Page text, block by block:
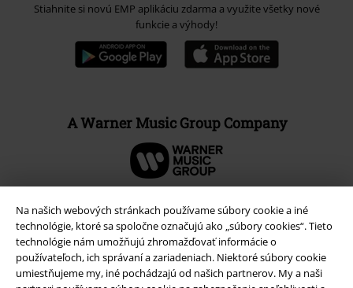
Na našich webových stránkach používame súbory cookie a iné
technológie, ktoré sa spoločne označujú ako „súbory cookies“. Tieto
technológie nám umožňujú zhromažďovať informácie o
používateľoch, ich správaní a zariadeniach. Niektoré súbory cookie
umiestňujeme my, iné pochádzajú od našich partnerov. My a naši
Stiahnite si novú EMP aplikáciu zdarma a využite všetky nové
funkcie a výhody!
A Warner Music Group Company